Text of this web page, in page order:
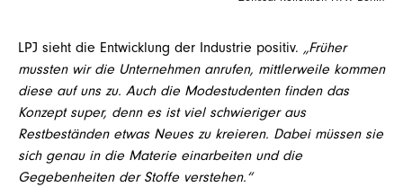
LPJ sieht die Entwicklung der Industrie positiv. „Früher
mussten wir die Unternehmen anrufen, mittlerweile kommen
diese auf uns zu. Auch die Modestudenten finden das
Konzept super, denn es ist viel schwieriger aus
Restbeständen etwas Neues zu kreieren. Dabei müssen sie
sich genau in die Materie einarbeiten und die
Gegebenheiten der Stoffe verstehen.“